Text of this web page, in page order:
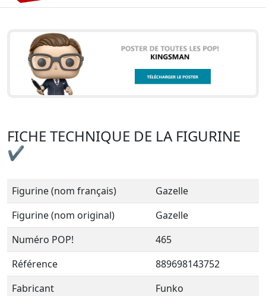
FICHE TECHNIQUE DE LA FIGURINE
✔
Figurine (nom français)
Gazelle
Figurine (nom original)
Gazelle
Numéro POP!
465
Référence
889698143752
Fabricant
Funko